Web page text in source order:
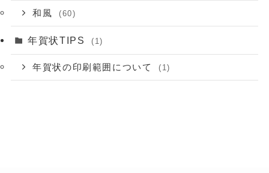
和風 (60)
年賀状TIPS (1)
年賀状の印刷範囲について (1)